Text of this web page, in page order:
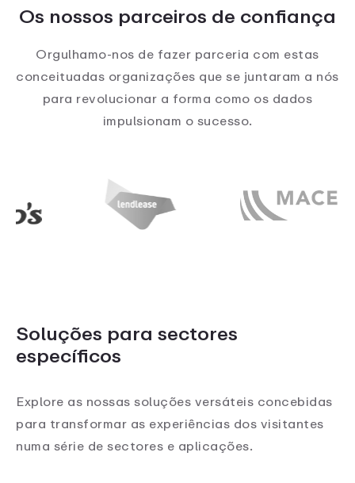
Os nossos parceiros de confiança
Orgulhamo-nos de fazer parceria com estas
conceituadas organizações que se juntaram a nós
para revolucionar a forma como os dados
impulsionam o sucesso.
Soluções para sectores
específicos
Explore as nossas soluções versáteis concebidas
para transformar as experiências dos visitantes
numa série de sectores e aplicações.